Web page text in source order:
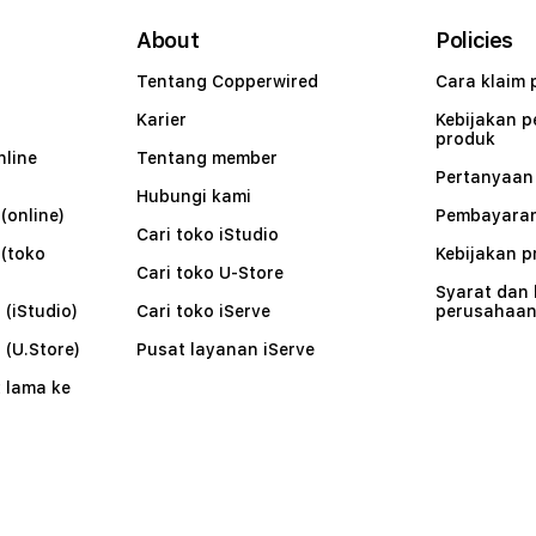
lama ke
About
Tentang Copperwired
Karier
Tentang member
Hubungi kami
Cari toko iStudio
Cari toko U-Store
Cari toko iServe
Pusat layanan iServe
Policies
Cara klaim
Kebijakan
produk
Pertanyaan
Kebijakan
Syarat dan
perusahaan